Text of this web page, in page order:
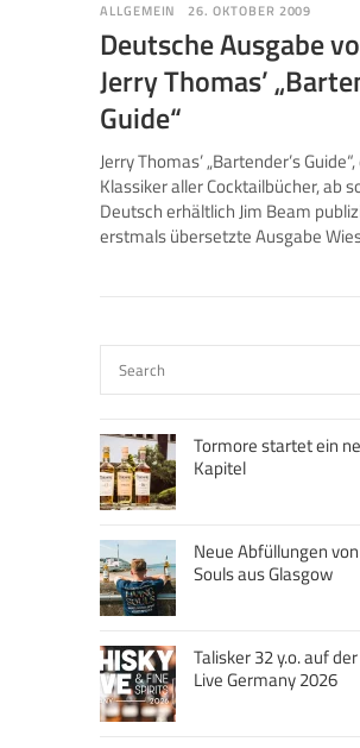
ALLGEMEIN 26. OKTOBER 2009
Deutsche Ausgabe
Jerry Thomas’
Guide“
Jerry Thomas’ „Bartender’s
Klassiker aller Cocktailbücher, ab
Deutsch erhältlich Jim Beam
erstmals übersetzte Ausgabe
Tormore startet ein
Kapitel
Neue Abfüllungen
Souls aus Glasgow
Talisker 32 y.o. auf
Live Germany 2026